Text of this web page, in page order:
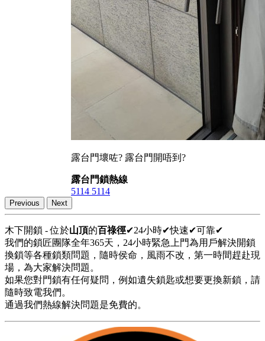
露台門壞咗? 露台門開唔到?
露台門鎖熱線
5114 5114
Previous Next
木下開鎖 - 位於山頂的百祿徑✔24小時✔快速✔可靠✔
我們的鎖匠團隊全年365天，24小時緊急上門為用戶解決開鎖
換鎖等各種鎖類問題，隨時侯命，風雨不改，第一時間趕赴現
場，為大家解決問題。
如果您對門鎖有任何疑問，例如遺失鎖匙或想要更換新鎖，請
隨時致電我們。
通過我們熱線解決問題是免費的。